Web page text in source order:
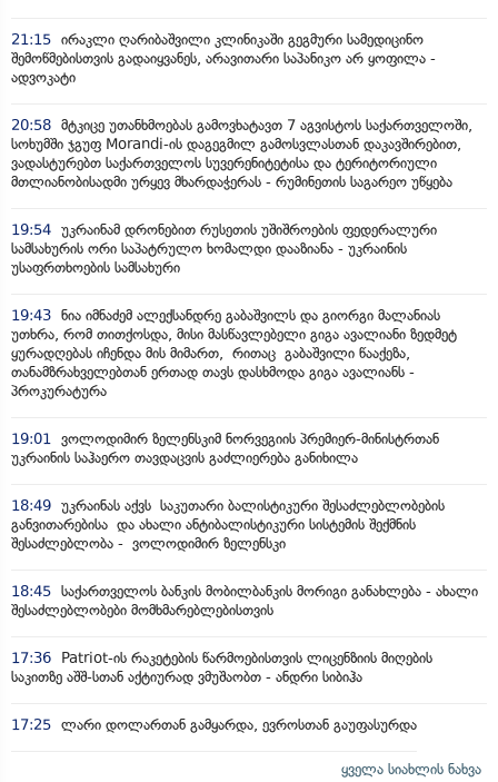
21:15 ირაკლი ღარიბაშვილი კლინიკაში გეგმური სამედიცინო
შემოწმებისთვის გადაიყვანეს, არავითარი საპანიკო არ ყოფილა -
ადვოკატი
20:58 მტკიცე უთანხმოებას გამოვხატავთ 7 აგვისტოს საქართველოში,
სოხუმში ჯგუფ Morandi-ის დაგეგმილ გამოსვლასთან დაკავშირებით,
ვადასტურებთ საქართველოს სუვერენიტეტისა და ტერიტორიული
მთლიანობისადმი ურყევ მხარდაჭერას - რუმინეთის საგარეო უწყება
19:54 უკრაინამ დრონებით რუსეთის უშიშროების ფედერალური
სამსახურის ორი საპატრულო ხომალდი დააზიანა - უკრაინის
უსაფრთხოების სამსახური
19:43 ნია იმნაძემ ალექსანდრე გაბაშვილს და გიორგი მალანიას
უთხრა, რომ თითქოსდა, მისი მასწავლებელი გიგა ავალიანი ზედმეტ
ყურადღებას იჩენდა მის მიმართ, რითაც გაბაშვილი წააქეზა,
თანამზრახველებთან ერთად თავს დასხმოდა გიგა ავალიანს -
პროკურატურა
19:01
ვოლოდიმირ ზელენსკიმ ნორვეგიის პრემიერ-მინისტრთან
უკრაინის საჰაერო თავდაცვის გაძლიერება განიხილა
18:49 უკრაინას აქვს საკუთარი ბალისტიკური შესაძლებლობების
განვითარებისა და ახალი ანტიბალისტიკური სისტემის შექმნის
შესაძლებლობა - ვოლოდიმირ ზელენსკი
18:45 საქართველოს ბანკის მობილბანკის მორიგი განახლება - ახალი
შესაძლებლობები მომხმარებლებისთვის
17:36
Patriot-ის რაკეტების წარმოებისთვის ლიცენზიის მიღების
საკითზე აშშ-სთან აქტიურად ვმუშაობთ - ანდრი სიბიჰა
17:25 ლარი დოლართან გამყარდა, ევროსთან გაუფასურდა
ყველა სიახლის ნახვა